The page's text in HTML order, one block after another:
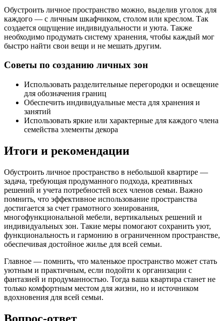
Обустроить личное пространство можно, выделив уголок для
каждого — с личным шкафчиком, столом или креслом. Так
создается ощущение индивидуальности и уюта. Также
необходимо продумать систему хранения, чтобы каждый мог
быстро найти свои вещи и не мешать другим.
Советы по созданию личных зон
Использовать разделительные перегородки и освещение
для обозначения границ
Обеспечить индивидуальные места для хранения и
занятий
Использовать яркие или характерные для каждого члена
семейства элементы декора
Итоги и рекомендации
Обустроить личное пространство в небольшой квартире —
задача, требующая продуманного подхода, креативных
решений и учета потребностей всех членов семьи. Важно
помнить, что эффективное использование пространства
достигается за счет грамотного зонирования,
многофункциональной мебели, вертикальных решений и
индивидуальных зон. Такие меры помогают сохранить уют,
функциональность и гармонию в ограниченном пространстве,
обеспечивая достойное жилье для всей семьи.
Главное — помнить, что маленькое пространство может стать
уютным и практичным, если подойти к организации с
фантазией и продуманностью. Тогда ваша квартира станет не
только комфортным местом для жизни, но и источником
вдохновения для всей семьи.
Вопрос-ответ